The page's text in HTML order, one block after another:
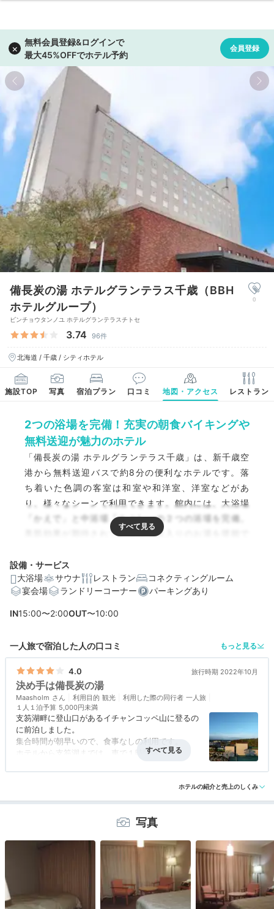
備長炭の湯 ホテルグランテラス千歳（BBH
ホテルグループ）
ビンチョウタンノユ ホテルグランテラスチトセ
3.74 96件
北海道 / 千歳 / シティホテル
0
施設TOP 写真 宿泊プラン 口コミ 地図・アクセス レストラン
2つの浴場を完備！充実の朝食バイキングや
無料送迎が魅力のホテル
「備長炭の湯 ホテルグランテラス千歳」は、新千歳空
港から無料送迎バスで約8分の便利なホテルです。落
ち着いた色調の客室は和室や和洋室、洋室などがあ
り、様々なシーンで利用できます。館内には、大浴場
「かえで」と中浴場「こぶし」の２つの浴場を完備。
美肌効果が期待されている備長炭入りのお湯を堪能で
のひとときを過ごしましょう。
設備・サービス
大浴場
サウナ レストラン
コネクティングルーム
宴会場
ランドリーコーナー パーキングあり
IN15:00〜2:00OUT〜10:00
一人旅で宿泊した人の口コミ もっと見る
4.0 旅行時期 2022年10月
決め手は備長炭の湯
Maasholm 利用目的 観光 利用した際の同行者 一人旅
１人１泊予算 5,000円未満
支笏湖畔に登山口があるイチャンコッペ山に登るの
に前泊しました。
集合時間が朝早いので、食事なしの利用です。
ホテルから支笏湖までは、車で１時間弱。
面倒なチェックアウトの手続きもなく、鍵をボック
スに返すだけ。
アクセス 4.0 コスパ 4.0 客室 3.5 接客対応 4.0 風呂 4.5
ホテルの紹介と売上のしくみ
写真